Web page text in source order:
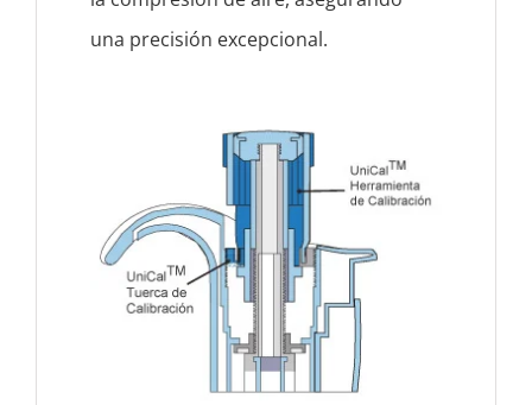
una precisión excepcional.